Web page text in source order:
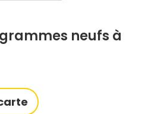
neufs à